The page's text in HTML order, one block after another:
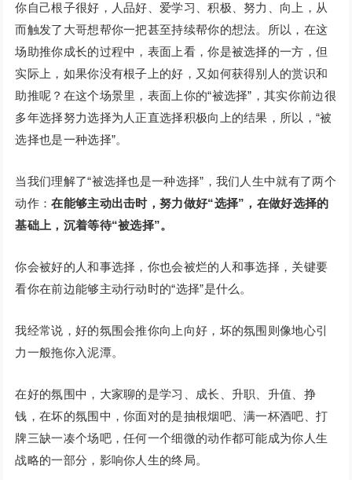
你自己根子很好，人品好、爱学习、积极、努力、向上，从
而触发了大哥想帮你一把甚至持续帮你的想法。所以，在这
场助推你成长的过程中，表面上看，你是被选择的一方，但
实际上，如果你没有根子上的好，又如何获得别人的赏识和
助推呢？在这个场景里，表面上你的“被选择”，其实你前边很
多年选择努力选择为人正直选择积极向上的结果，所以，“被
选择也是一种选择”。
当我们理解了“被选择也是一种选择”，我们人生中就有了两个
动作：在能够主动出击时，努力做好“选择”，在做好选择的
基础上，沉着等待“被选择”。
你会被好的人和事选择，你也会被烂的人和事选择，关键要
看你在前边能够主动行动时的“选择”是什么。
我经常说，好的氛围会推你向上向好，坏的氛围则像地心引
力一般拖你入泥潭。
在好的氛围中，大家聊的是学习、成长、升职、升值、挣
钱，在坏的氛围中，你面对的是抽根烟吧、满一杯酒吧、打
牌三缺一凑个场吧，任何一个细微的动作都可能成为你人生
战略的一部分，影响你人生的终局。